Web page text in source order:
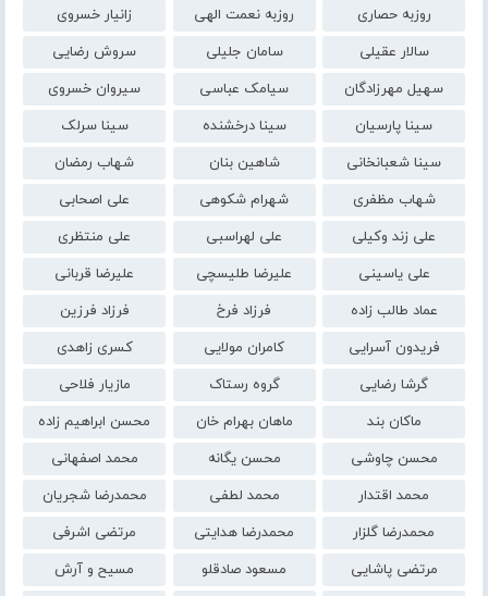
روزبه حصاری
روزبه نعمت الهی
زانیار خسروی
سالار عقیلی
سامان جلیلی
سروش رضایی
سهیل مهرزادگان
سیامک عباسی
سیروان خسروی
سینا پارسیان
سینا درخشنده
سینا سرلک
سینا شعبانخانی
شاهین بنان
شهاب رمضان
شهاب مظفری
شهرام شکوهی
علی اصحابی
علی زند وکیلی
علی لهراسبی
علی منتظری
علی یاسینی
علیرضا طلیسچی
علیرضا قربانی
عماد طالب زاده
فرزاد فرخ
فرزاد فرزین
فریدون آسرایی
کامران مولایی
کسری زاهدی
گرشا رضایی
گروه رستاک
مازیار فلاحی
ماکان بند
ماهان بهرام خان
محسن ابراهیم زاده
محسن چاوشی
محسن یگانه
محمد اصفهانی
محمد اقتدار
محمد لطفی
محمدرضا شجریان
محمدرضا گلزار
محمدرضا هدایتی
مرتضی اشرفی
مرتضی پاشایی
مسعود صادقلو
مسیح و آرش